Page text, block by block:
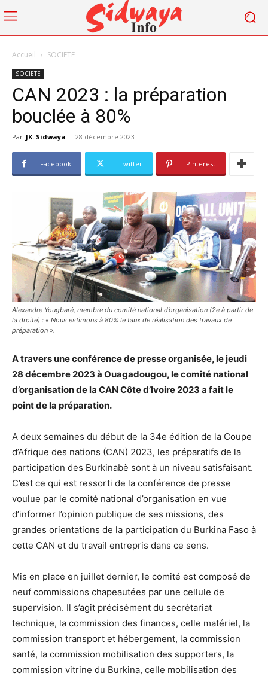
Accueil SOCIETE
SOCIETE
CAN 2023 : la préparation
bouclée à 80%
Par JK. Sidwaya - 28 décembre 2023
Facebook Twitter Pinterest
Alexandre Yougbaré, membre du comité national d’organisation (2e à partir de
la droite) : « Nous estimons à 80% le taux de réalisation des travaux de
préparation ».
A travers une conférence de presse organisée, le jeudi
28 décembre 2023 à Ouagadougou, le comité national
d’organisation de la CAN Côte d’Ivoire 2023 a fait le
point de la préparation.
A deux semaines du début de la 34e édition de la Coupe
d’Afrique des nations (CAN) 2023, les préparatifs de la
participation des Burkinabè sont à un niveau satisfaisant.
C’est ce qui est ressorti de la conférence de presse
voulue par le comité national d’organisation en vue
d’informer l’opinion publique de ses missions, des
grandes orientations de la participation du Burkina Faso à
cette CAN et du travail entrepris dans ce sens.
Mis en place en juillet dernier, le comité est composé de
neuf commissions chapeautées par une cellule de
supervision. Il s’agit précisément du secrétariat
technique, la commission des finances, celle matériel, la
commission transport et hébergement, la commission
santé, la commission mobilisation des supporters, la
commission vitrine du Burkina, celle mobilisation des